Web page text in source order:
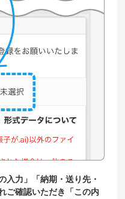
入力」「納期・送り先・
ご確認いただき「この内